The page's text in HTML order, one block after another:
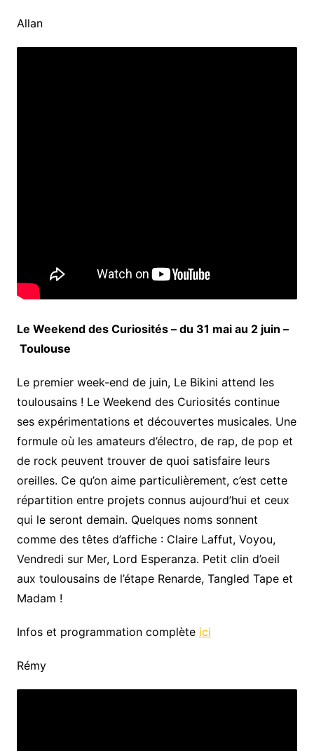
Allan
Le Weekend des Curiosités – du 31 mai au 2 juin –
Toulouse
Le premier week-end de juin, Le Bikini attend les
toulousains ! Le Weekend des Curiosités continue
ses expérimentations et découvertes musicales. Une
formule où les amateurs d’électro, de rap, de pop et
de rock peuvent trouver de quoi satisfaire leurs
oreilles. Ce qu’on aime particulièrement, c’est cette
répartition entre projets connus aujourd’hui et ceux
qui le seront demain. Quelques noms sonnent
comme des têtes d’affiche : Claire Laffut, Voyou,
Vendredi sur Mer, Lord Esperanza. Petit clin d’oeil
aux toulousains de l’étape Renarde, Tangled Tape et
Madam !
Infos et programmation complète ici
Rémy